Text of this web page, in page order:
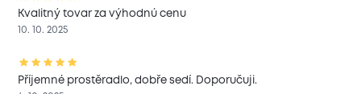
Kvalitný tovar za výhodnú cenu
10. 10. 2025
Příjemné prostěradlo, dobře sedí. Doporučuji.